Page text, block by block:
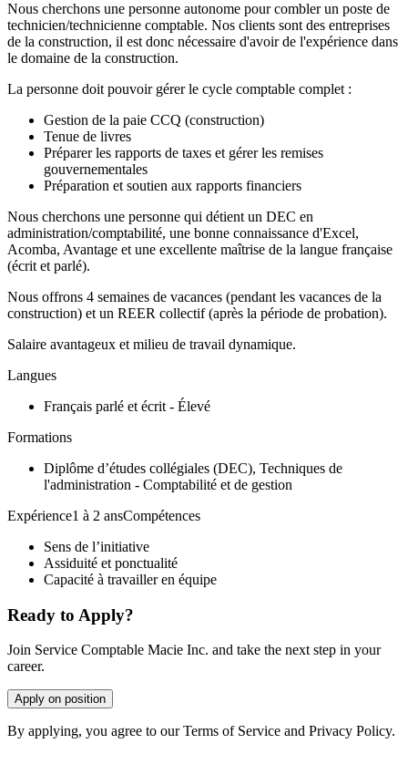
Nous cherchons une personne autonome pour combler un poste de
technicien/technicienne comptable. Nos clients sont des entreprises
de la construction, il est donc nécessaire d'avoir de l'expérience dans
le domaine de la construction.
La personne doit pouvoir gérer le cycle comptable complet :
Gestion de la paie CCQ (construction)
Tenue de livres
Préparer les rapports de taxes et gérer les remises
gouvernementales
Préparation et soutien aux rapports financiers
Nous cherchons une personne qui détient un DEC en
administration/comptabilité, une bonne connaissance d'Excel,
Acomba, Avantage et une excellente maîtrise de la langue française
(écrit et parlé).
Nous offrons 4 semaines de vacances (pendant les vacances de la
construction) et un REER collectif (après la période de probation).
Salaire avantageux et milieu de travail dynamique.
Langues
Français parlé et écrit - Élevé
Formations
Diplôme d’études collégiales (DEC), Techniques de
l'administration - Comptabilité et de gestion
Expérience1 à 2 ansCompétences
Sens de l’initiative
Assiduité et ponctualité
Capacité à travailler en équipe
Ready to Apply?
Join Service Comptable Macie Inc. and take the next step in your
career.
Apply on position
By applying, you agree to our Terms of Service and Privacy Policy.